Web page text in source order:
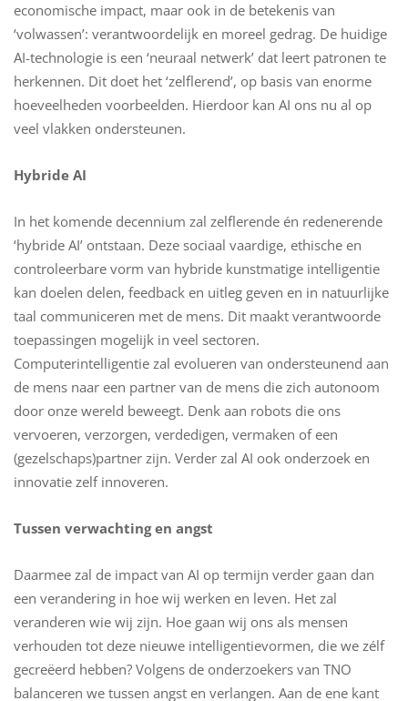
economische impact, maar ook in de betekenis van
‘volwassen’: verantwoordelijk en moreel gedrag. De huidige
AI-technologie is een ‘neuraal netwerk’ dat leert patronen te
herkennen. Dit doet het ‘zelflerend’, op basis van enorme
hoeveelheden voorbeelden. Hierdoor kan AI ons nu al op
veel vlakken ondersteunen.
Hybride AI
In het komende decennium zal zelflerende én redenerende
‘hybride AI’ ontstaan. Deze sociaal vaardige, ethische en
controleerbare vorm van hybride kunstmatige intelligentie
kan doelen delen, feedback en uitleg geven en in natuurlijke
taal communiceren met de mens. Dit maakt verantwoorde
toepassingen mogelijk in veel sectoren.
Computerintelligentie zal evolueren van ondersteunend aan
de mens naar een partner van de mens die zich autonoom
door onze wereld beweegt. Denk aan robots die ons
vervoeren, verzorgen, verdedigen, vermaken of een
(gezelschaps)partner zijn. Verder zal AI ook onderzoek en
innovatie zelf innoveren.
Tussen verwachting en angst
Daarmee zal de impact van AI op termijn verder gaan dan
een verandering in hoe wij werken en leven. Het zal
veranderen wie wij zijn. Hoe gaan wij ons als mensen
verhouden tot deze nieuwe intelligentievormen, die we zélf
gecreëerd hebben? Volgens de onderzoekers van TNO
balanceren we tussen angst en verlangen. Aan de ene kant